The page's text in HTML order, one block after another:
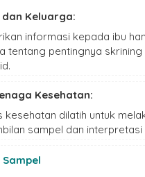
dan Keluarga:
informasi kepada ibu
tentang pentingnya skrining
Kesehatan:
kesehatan dilatih untuk
sampel dan interpretasi